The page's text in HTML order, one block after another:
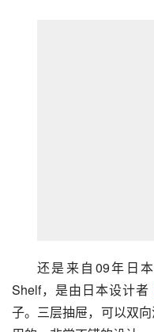
还是来自09年日
Shelf，是由日本设计者
子。三层抽屉，可以双